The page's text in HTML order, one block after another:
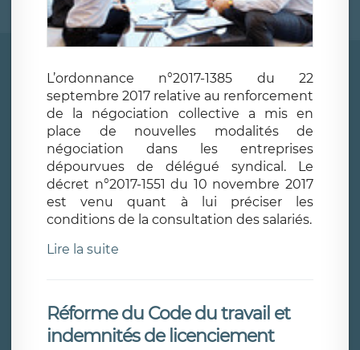
L’ordonnance n°2017-1385 du 22
septembre 2017 relative au renforcement
de la négociation collective a mis en
place de nouvelles modalités de
négociation dans les entreprises
dépourvues de délégué syndical. Le
décret n°2017-1551 du 10 novembre 2017
est venu quant à lui préciser les
conditions de la consultation des salariés.
Lire la suite
Réforme du Code du travail et
indemnités de licenciement